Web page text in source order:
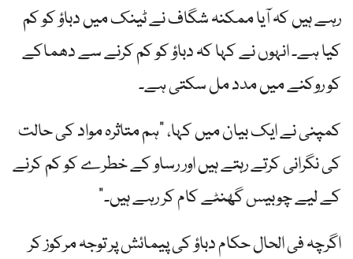
رہے ہیں کہ آیا ممکنہ شگاف نے ٹینک میں دباؤ کو کم
کیا ہے۔ انہوں نے کہا کہ دباؤ کو کم کرنے سے دھماکے
کو روکنے میں مدد مل سکتی ہے۔
کمپنی نے ایک بیان میں کہا، "ہم متاثرہ مواد کی حالت
کی نگرانی کرتے رہتے ہیں اور رساو کے خطرے کو کم کرنے
کے لیے چوبیس گھنٹے کام کر رہے ہیں۔”
اگرچہ فی الحال حکام دباؤ کی پیمائش پر توجہ مرکوز کر